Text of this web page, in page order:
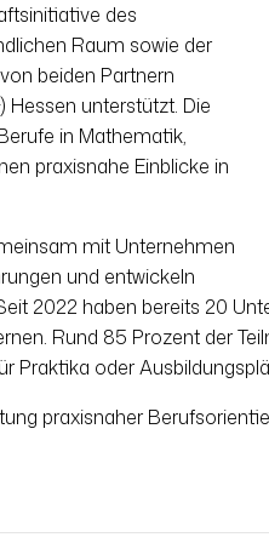
des
Raum sowie der
beiden Partnern
Hessen unterstützt. Die
in Mathematik,
praxisnahe Einblicke in
mit Unternehmen
und entwickeln
2022 haben bereits 20
Rund 85 Prozent der
Praktika oder
praxisnaher